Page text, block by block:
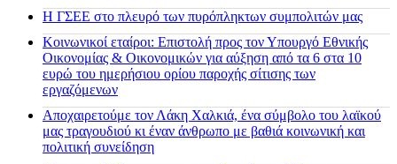
H ΓΣΕΕ στο πλευρό των πυρόπληκτων συμπολιτών μας
Κοινωνικοί εταίροι: Επιστολή προς τον Υπουργό Εθνικής
Οικονομίας & Οικονομικών για αύξηση από τα 6 στα 10
ευρώ του ημερήσιου ορίου παροχής σίτισης των
εργαζόμενων
Αποχαιρετούμε τον Λάκη Χαλκιά, ένα σύμβολο του λαϊκού
μας τραγουδιού κι έναν άνθρωπο με βαθιά κοινωνική και
πολιτική συνείδηση